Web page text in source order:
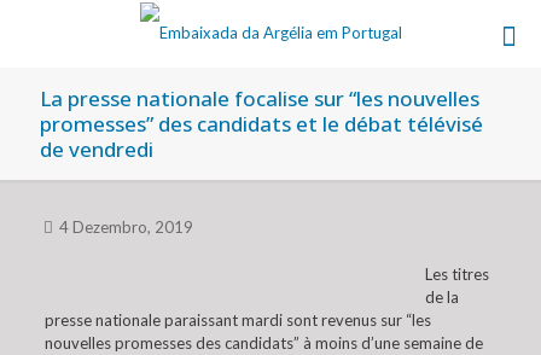
La presse nationale focalise sur “les nouvelles
promesses” des candidats et le débat télévisé
de vendredi
4 Dezembro, 2019
Les titres
de la
presse nationale paraissant mardi sont revenus sur “les
nouvelles promesses des candidats” à moins d’une semaine de